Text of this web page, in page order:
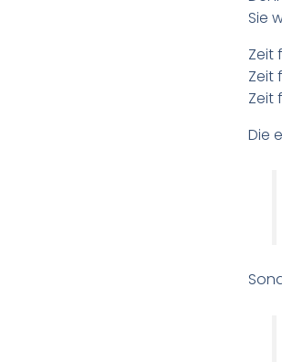
Sie
Zeit
Zeit
Zeit
Die